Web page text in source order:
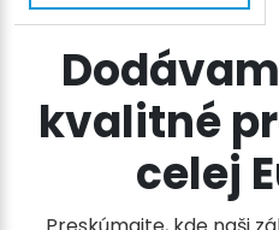
variantov.
Možnosti
môžete
vybrať
kvalitné
celej